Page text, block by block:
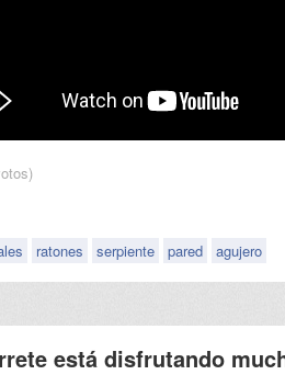
ratones serpiente pared agujero
está disfrutando